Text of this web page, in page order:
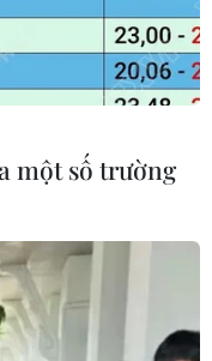
một số trường